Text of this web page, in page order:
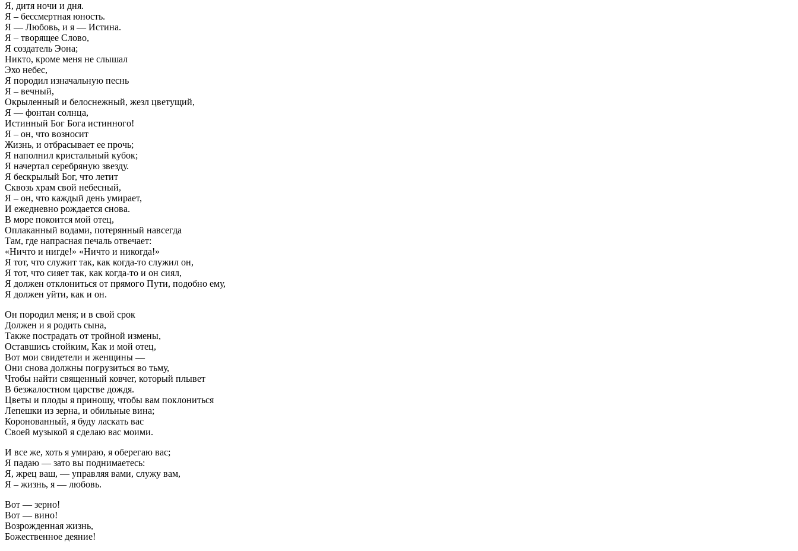
Я, дитя ночи и дня.
Я – бессмертная юность.
Я — Любовь, и я — Истина.
Я – творящее Слово,
Я создатель Эона;
Никто, кроме меня не слышал
Эхо небес,
Я породил изначальную песнь
Я – вечный,
Окрыленный и белоснежный, жезл цветущий,
Я — фонтан солнца,
Истинный Бог Бога истинного!
Я – он, что возносит
Жизнь, и отбрасывает ее прочь;
Я наполнил кристальный кубок;
Я начертал серебряную звезду.
Я бескрылый Бог, что летит
Сквозь храм свой небесный,
Я – он, что каждый день умирает,
И ежедневно рождается снова.
В море покоится мой отец,
Оплаканный водами, потерянный навсегда
Там, где напрасная печаль отвечает:
«Ничто и нигде!» «Ничто и никогда!»
Я тот, что служит так, как когда-то служил он,
Я тот, что сияет так, как когда-то и он сиял,
Я должен отклониться от прямого Пути, подобно ему,
Я должен уйти, как и он.
Он породил меня; и в свой срок
Должен и я родить сына,
Также пострадать от тройной измены,
Оставшись стойким, Как и мой отец,
Вот мои свидетели и женщины —
Они снова должны погрузиться во тьму,
Чтобы найти священный ковчег, который плывет
В безжалостном царстве дождя.
Цветы и плоды я приношу, чтобы вам поклониться
Лепешки из зерна, и обильные вина;
Коронованный, я буду ласкать вас
Своей музыкой я сделаю вас моими.
И все же, хоть я умираю, я оберегаю вас;
Я падаю — зато вы поднимаетесь:
Я, жрец ваш, — управляя вами, служу вам,
Я – жизнь, я — любовь.
Вот — зерно!
Вот — вино!
Возрожденная жизнь,
Божественное деяние!